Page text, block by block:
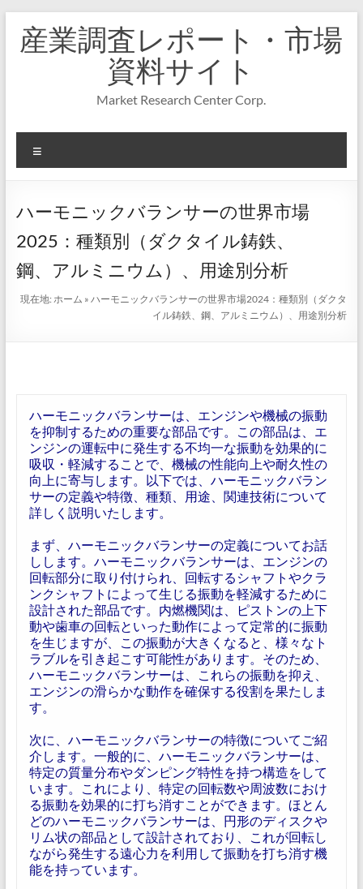
キ
プ
産業調査レポート・市場
資料サイト
Market Research Center Corp.
ニ
ー
ハーモニックバランサーの世界市場
2025：種類別（ダクタイル鋳鉄、
鋼、アルミニウム）、用途別分析
現在地:ホーム »ハーモニックバランサーの世界市場2024：種類別（ダクタ
イル鋳鉄、鋼、アルミニウム）、用途別分析
ハーモニックバランサーは、エンジンや機械の振動
を抑制するための重要な部品です。この部品は、エ
ンジンの運転中に発生する不均一な振動を効果的に
吸収・軽減することで、機械の性能向上や耐久性の
向上に寄与します。以下では、ハーモニックバラン
サーの定義や特徴、種類、用途、関連技術について
詳しく説明いたします。
まず、ハーモニックバランサーの定義についてお話
しします。ハーモニックバランサーは、エンジンの
回転部分に取り付けられ、回転するシャフトやクラ
ンクシャフトによって生じる振動を軽減するために
設計された部品です。内燃機関は、ピストンの上下
動や歯車の回転といった動作によって定常的に振動
を生じますが、この振動が大きくなると、様々なト
ラブルを引き起こす可能性があります。そのため、
ハーモニックバランサーは、これらの振動を抑え、
エンジンの滑らかな動作を確保する役割を果たしま
す。
次に、ハーモニックバランサーの特徴についてご紹
介します。一般的に、ハーモニックバランサーは、
特定の質量分布やダンピング特性を持つ構造をして
います。これにより、特定の回転数や周波数におけ
る振動を効果的に打ち消すことができます。ほとん
どのハーモニックバランサーは、円形のディスクや
リム状の部品として設計されており、これが回転し
ながら発生する遠心力を利用して振動を打ち消す機
能を持っています。